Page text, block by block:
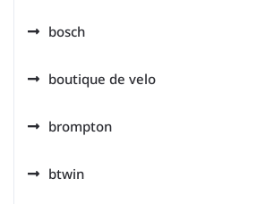
bosch
boutique de velo
brompton
btwin